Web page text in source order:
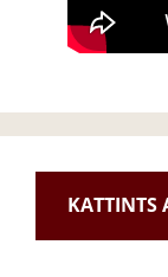
KATTINTS